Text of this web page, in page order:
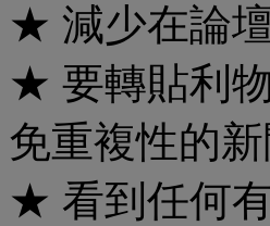
★ 減少在論
★ 要轉貼利
免重複性的新
★ 看到任何